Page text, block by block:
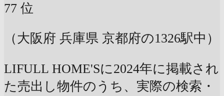
77 位
（大阪府 兵庫県 京都府の1326駅中）
LIFULL HOME'Sに2024年に掲載され
た売出し物件のうち、実際の検索・